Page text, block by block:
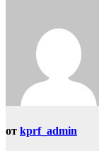
от kprf_admin